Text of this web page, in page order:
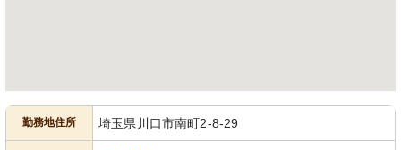
勤務地住所 埼玉県川口市南町2-8-29